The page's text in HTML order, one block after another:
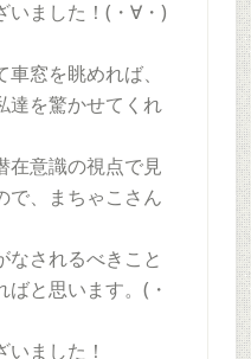
いました！(・∀・)
窓を眺めれば、
達を驚かせてくれ
在意識の視点で見
で、まちゃこさん
なされるべきこと
と思います。(・
いました！